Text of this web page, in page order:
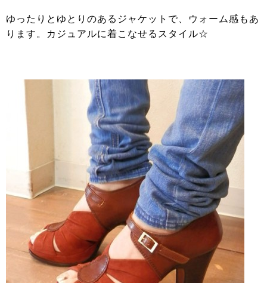
ゆったりとゆとりのあるジャケットで、ウォーム感もあ
ります。カジュアルに着こなせるスタイル☆